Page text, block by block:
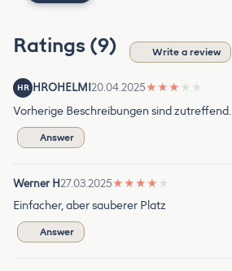
Ratings (9) Write a review
HR HROHELMI 20.04.2025★ ★ ★ ★ ★
Vorherige Beschreibungen sind zutreffend.
Answer
Werner H27.03.2025★ ★ ★ ★ ★
Einfacher, aber sauberer Platz
Answer